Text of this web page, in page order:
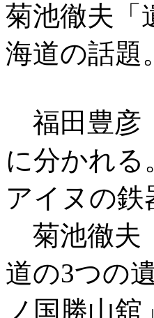
菊池徹夫「
海道の話題。
福田豊彦
に分かれる
アイヌの鉄
菊池徹夫
道の3つの
ノ国勝山